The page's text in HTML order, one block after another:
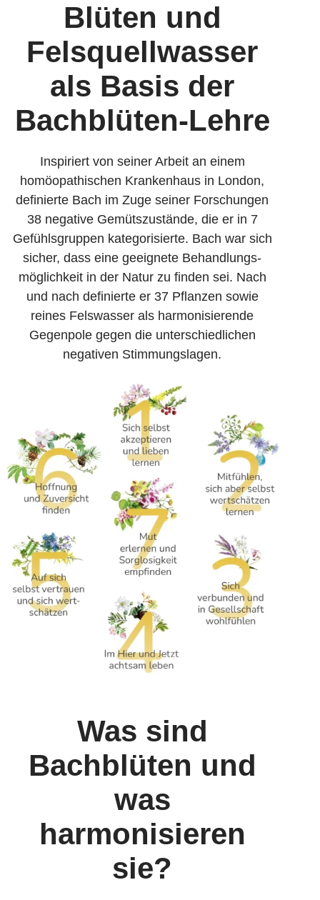
Blüten und
Felsquell­wasser
als Basis der
Bachblüten-Lehre
Inspiriert von seiner Arbeit an einem
homöopathischen Krankenhaus in London,
definierte Bach im Zuge seiner Forschungen
38 negative Gemütszustände, die er in 7
Gefühlsgruppen kategorisierte. Bach war sich
sicher, dass eine geeignete Behandlungs­
möglichkeit in der Natur zu finden sei. Nach
und nach definierte er 37 Pflanzen sowie
reines Felswasser als harmonisierende
Gegenpole gegen die unterschiedlichen
negativen Stimmungslagen.
Was sind
Bachblüten und
was
harmonisieren
sie?